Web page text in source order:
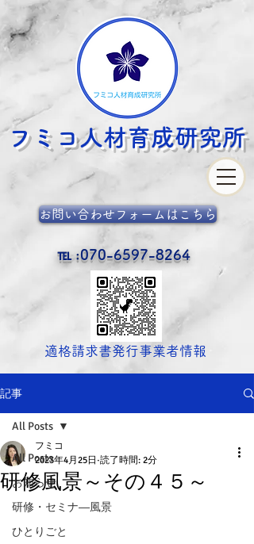
℡ :070-6597-8264
フミコ人材育成研究所
​適格請求書発行事業者情報
お問い合わせフォームはこちら
記事
All Posts
お知らせ
研修・セミナ―風景
ひとりごと
All Posts
研修風景～その４５～
フミコ
2023年4月25日 読了時間: 2分